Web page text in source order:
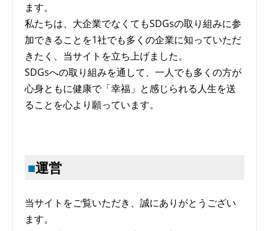
ます。
私たちは、大企業でなくてもSDGsの取り組みに参
加できることを1社でも多くの企業に知っていただ
きたく、当サイトを立ち上げました。
SDGsへの取り組みを通して、一人でも多くの方が
心身ともに健康で「幸福」と感じられる人生を送
ることを心より願っています。
運営
当サイトをご覧いただき、誠にありがとうござい
ます。